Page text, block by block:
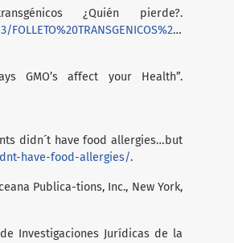
¿Quién pierde?.
GMO’s affect your Health”.
didn´t have food allergies…but
have-food-allergies/.
Publica-tions, Inc., New York,
Investigaciones Jurídicas de la